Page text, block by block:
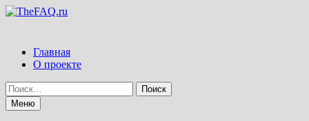
Перейти
Главная
О проекте
Найти:
Меню